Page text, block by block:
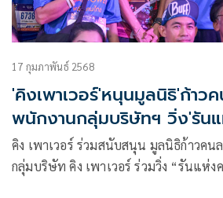
17 กุมภาพันธ์ 2568
'คิงเพาเวอร์'หนุนมูลนิธิ'ก้าว
พนักงานกลุ่มบริษัทฯ วิ่ง'รัน
อยุธยา21K'
คิง เพาเวอร์ ร่วมสนับสนุน มูลนิธิก้าวคน
กลุ่มบริษัท คิง เพาเวอร์ ร่วมวิ่ง “รันแห่ง